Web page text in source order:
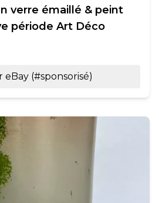
verre émaillé & peint
période Art Déco
eBay (#sponsorisé)